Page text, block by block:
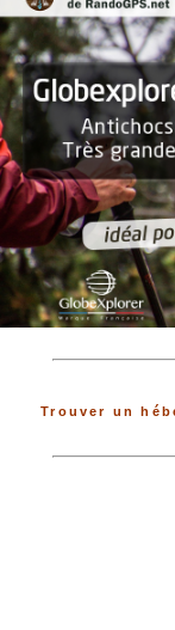
Trouver un